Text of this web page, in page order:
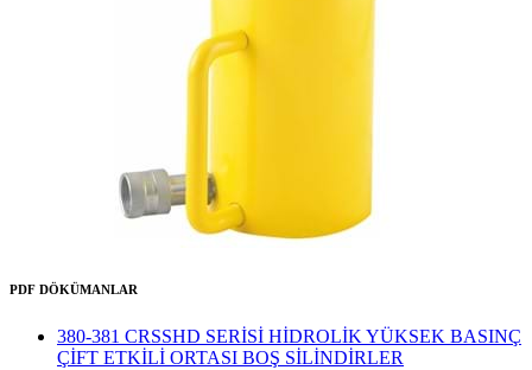
PDF DÖKÜMANLAR
380-381 CRSSHD SERİSİ HİDROLİK YÜKSEK BASINÇ
ÇİFT ETKİLİ ORTASI BOŞ SİLİNDİRLER